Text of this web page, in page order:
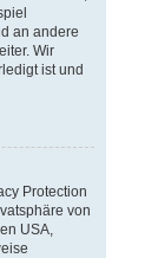
an andere
Wir
ist und
Protection
von
USA,